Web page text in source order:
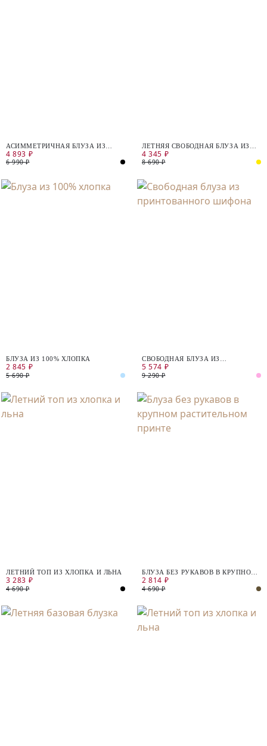
АСИММЕТРИЧНАЯ БЛУЗА ИЗ
ТРИКОТАЖА С ЛЮРЕКСОМ
4 893 ₽
6 990 ₽
ЛЕТНЯЯ СВОБОДНАЯ БЛУЗА ИЗ
ХЛОПКА
4 345 ₽
8 690 ₽
БЛУЗА ИЗ 100% ХЛОПКА
2 845 ₽
5 690 ₽
СВОБОДНАЯ БЛУЗА ИЗ
ПРИНТОВАННОГО ШИФОНА
5 574 ₽
9 290 ₽
ЛЕТНИЙ ТОП ИЗ ХЛОПКА И ЛЬНА
3 283 ₽
4 690 ₽
БЛУЗА БЕЗ РУКАВОВ В КРУПНОМ
РАСТИТЕЛЬНОМ ПРИНТЕ
2 814 ₽
4 690 ₽